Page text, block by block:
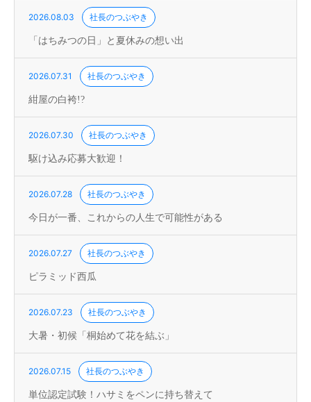
2026.08.03 社長のつぶやき
「はちみつの日」と夏休みの想い出
2026.07.31 社長のつぶやき
紺屋の白袴!?
2026.07.30 社長のつぶやき
駆け込み応募大歓迎！
2026.07.28 社長のつぶやき
今日が一番、これからの人生で可能性がある
2026.07.27 社長のつぶやき
ピラミッド西瓜
2026.07.23 社長のつぶやき
大暑・初候「桐始めて花を結ぶ」
2026.07.15 社長のつぶやき
単位認定試験！ハサミをペンに持ち替えて